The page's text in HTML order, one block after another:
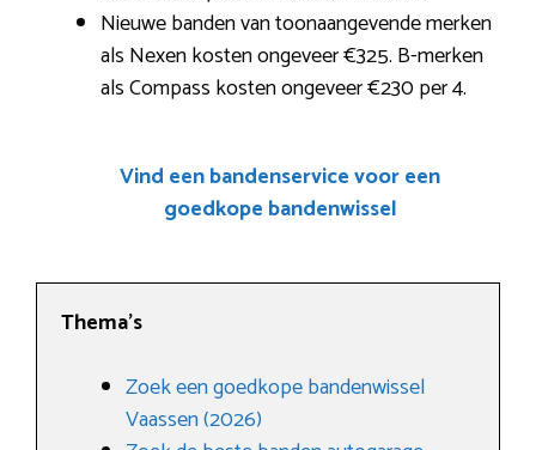
Nieuwe banden van toonaangevende merken
als Nexen kosten ongeveer €325. B-merken
als Compass kosten ongeveer €230 per 4.
Vind een bandenservice voor een
goedkope bandenwissel
Thema’s
Zoek een goedkope bandenwissel
Vaassen (2026)